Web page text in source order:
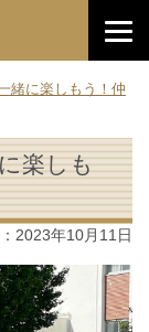
緒に楽しもう！仲
楽しも
2023年10月11日